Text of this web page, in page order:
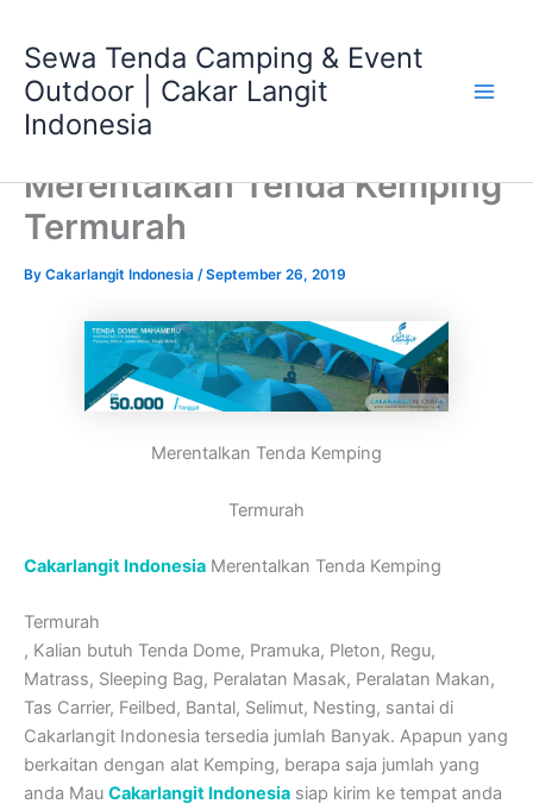
content
Sewa Tenda Camping & Event
Outdoor | Cakar Langit
Indonesia
Merentalkan Tenda Kemping
Termurah
By Cakarlangit Indonesia /September 26, 2019
Merentalkan Tenda Kemping
Termurah
Cakarlangit Indonesia Merentalkan Tenda Kemping
Termurah
, Kalian butuh Tenda Dome, Pramuka, Pleton, Regu,
Matrass, Sleeping Bag, Peralatan Masak, Peralatan Makan,
Tas Carrier, Feilbed, Bantal, Selimut, Nesting, santai di
Cakarlangit Indonesia tersedia jumlah Banyak. Apapun yang
berkaitan dengan alat Kemping, berapa saja jumlah yang
anda Mau Cakarlangit Indonesia siap kirim ke tempat anda